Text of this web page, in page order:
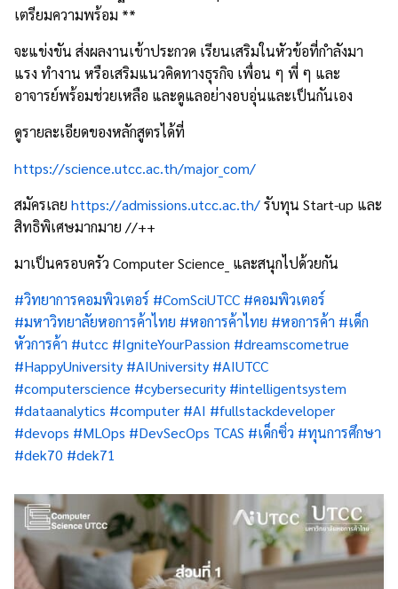
เตรียมความพร้อม **
จะแข่งขัน ส่งผลงานเข้าประกวด เรียนเสริมในหัวข้อที่กำลังมา
แรง ทำงาน หรือเสริมแนวคิดทางธุรกิจ เพื่อน ๆ พี่ ๆ และ
อาจารย์พร้อมช่วยเหลือ และดูแลอย่างอบอุ่นและเป็นกันเอง
ดูรายละเอียดของหลักสูตรได้ที่
https://science.utcc.ac.th/major_com/
สมัครเลย https://admissions.utcc.ac.th/รับทุน Start-up และ
สิทธิพิเศษมากมาย //++
มาเป็นครอบครัว Computer Science_ และสนุกไปด้วยกัน
#วิทยาการคอมพิวเตอร์ #ComSciUTCC #คอมพิวเตอร์
#มหาวิทยาลัยหอการค้าไทย #หอการค้าไทย #หอการค้า #เด็ก
หัวการค้า #utcc #IgniteYourPassion #dreamscometrue
#HappyUniversity #AIUniversity #AIUTCC
#computerscience #cybersecurity #intelligentsystem
#dataanalytics #computer #AI #fullstackdeveloper
#devops #MLOps #DevSecOps TCAS #เด็กซิ่ว #ทุนการศึกษา
#dek70 #dek71